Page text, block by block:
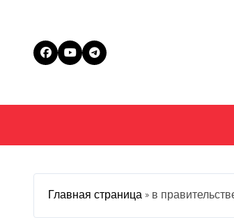
Главная страница » в